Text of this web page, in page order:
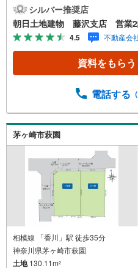
ナーなど、お子様にも
レワークで作業効率の
ためにONとOFFを切り
マイホームを！■ 住宅ロ
びはフィーリングも大
てみましょう。営業ス
ですが住まい選びはフ
ですお客様のこだわり
はお車の無料提携駐車
フまでお問合せくださ
ー、ドラックストア等
レポート」お渡します■
宅や指定場所から無料
シルバー推奨店
朝日土地建物 藤沢支店 営業
4.5 不動産会
資料をもらう
電話する
茅ヶ崎市萩園
相模線 「香川」駅 徒歩35分
神奈川県茅ヶ崎市萩園
土地130.11m2